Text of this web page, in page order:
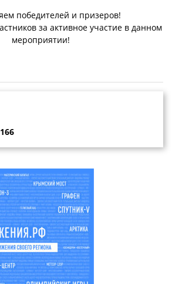
победителей и призеров!
за активное участие в данном
мероприятии!
166